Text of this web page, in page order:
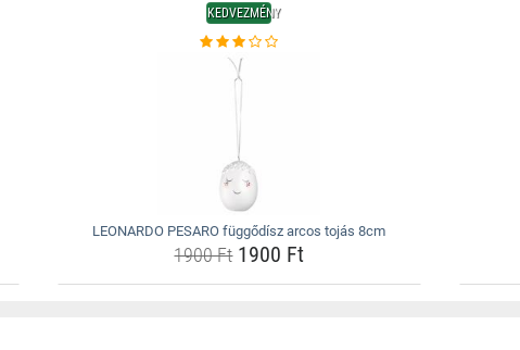
KEDVEZMÉNY
LEONARDO PESARO függődísz arcos tojás 8cm
1900 Ft1900 Ft